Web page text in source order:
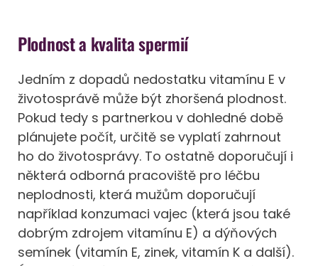
Plodnost a kvalita spermií
Jedním z dopadů nedostatku vitamínu E v
životosprávě může být zhoršená plodnost.
Pokud tedy s partnerkou v dohledné době
plánujete počít, určitě se vyplatí zahrnout
ho do životosprávy. To ostatně doporučují i
některá odborná pracoviště pro léčbu
neplodnosti, která mužům doporučují
například konzumaci vajec (která jsou také
dobrým zdrojem vitamínu E) a dýňových
semínek (vitamín E, zinek, vitamín K a další).